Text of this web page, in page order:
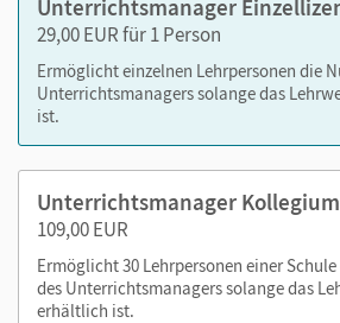
Kopiervorlagen
editierbare Kopiervorlagen
tägliche Übungen
Unterrichtsmanager
29,00 EUR für 1 Person
Ermöglicht einzelnen Lehrpersonen die
Unterrichtsmanagers solange das
ist.
Unterrichtsmanager
109,00 EUR
Ermöglicht 30 Lehrpersonen einer
des Unterrichtsmanagers solange das
erhältlich ist.